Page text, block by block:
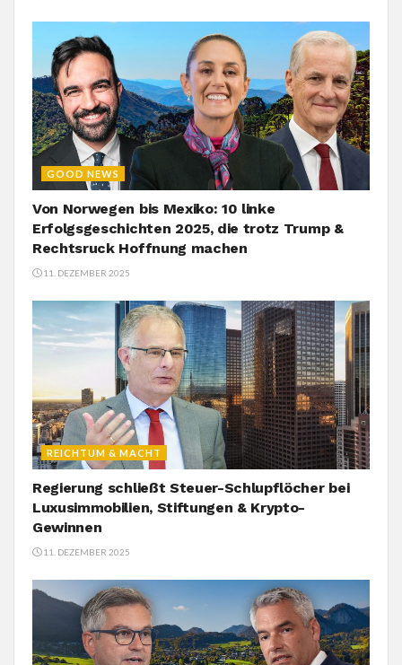
GOOD NEWS
Von Norwegen bis Mexiko: 10 linke
Erfolgsgeschichten 2025, die trotz Trump &
Rechtsruck Hoffnung machen
11. DEZEMBER 2025
REICHTUM & MACHT
Regierung schließt Steuer-Schlupflöcher bei
Luxusimmobilien, Stiftungen & Krypto-
Gewinnen
11. DEZEMBER 2025